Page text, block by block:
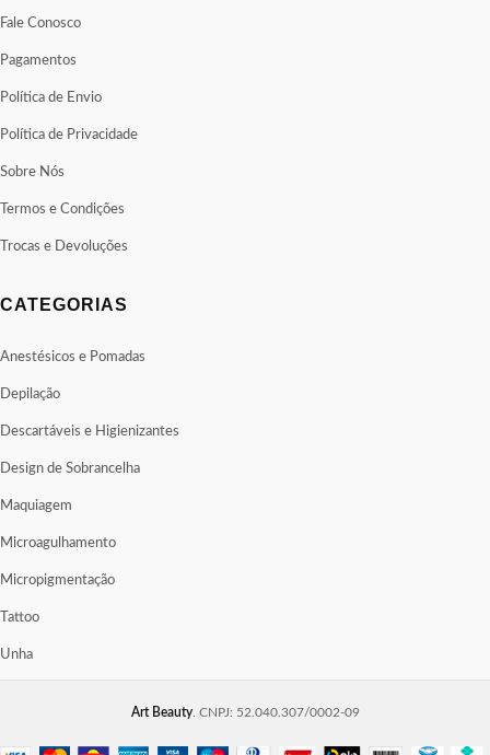
Fale Conosco
Pagamentos
Política de Envio
Política de Privacidade
Sobre Nós
Termos e Condições
Trocas e Devoluções
CATEGORIAS
Anestésicos e Pomadas
Depilação
Descartáveis e Higienizantes
Design de Sobrancelha
Maquiagem
Microagulhamento
Micropigmentação
Tattoo
Unha
Art Beauty. CNPJ: 52.040.307/0002-09